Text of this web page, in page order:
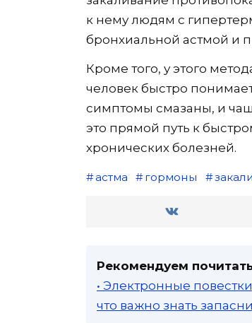
к нему людям с
бронхиальной астмой и
Кроме того, у этого
человек быстро
симптомы смазаны, и
это прямой путь к
хронических болезней.
астма гормоны
Рекомендуем
• Электронные
что важно знать